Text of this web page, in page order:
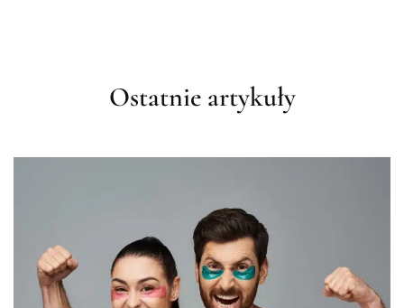
Ostatnie artykuły